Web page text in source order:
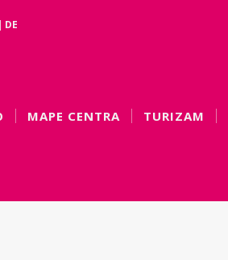
| DE
MAPE CENTRA TURIZAM